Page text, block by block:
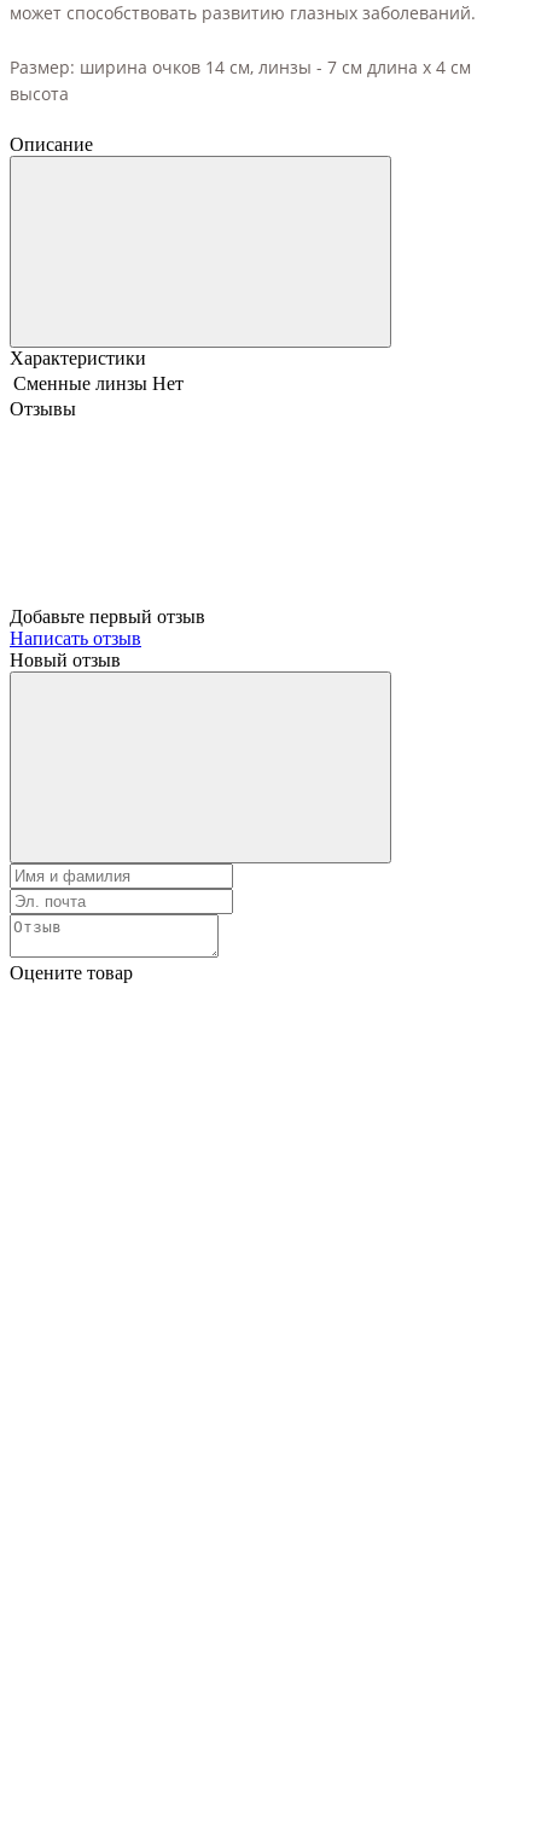
может способствовать развитию глазных заболеваний.
Размер: ширина очков 14 см, линзы - 7 см длина х 4 см
высота
Описание
Характеристики
Сменные линзы Нет
Отзывы
Добавьте первый отзыв
Написать отзыв
Новый отзыв
Оцените товар